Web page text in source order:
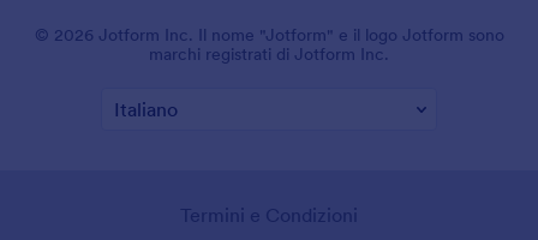
© 2026 Jotform Inc. Il nome "Jotform" e il logo Jotform sono
marchi registrati di Jotform Inc.
Termini e Condizioni